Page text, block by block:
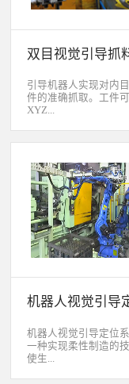
引导机器人实现对内
件的准确抓取。工件
XYZ...
差，3D视觉定位系统
据工件的三维特征信
确获取工件的三维位
息。该系统可广泛应
类生产线上物料搬运
配、上架、下架等。
采用最先进的2D、
3D视觉定位技术，引
空间内目标工件的准
上存在位移和角度偏差
的三维特征信息，准
工件的三维位置信息
统可广泛应用于各类生
上物料搬运、装配、上
下架等。
机器人视觉引导定位
一种实现柔性制造的技
使生...